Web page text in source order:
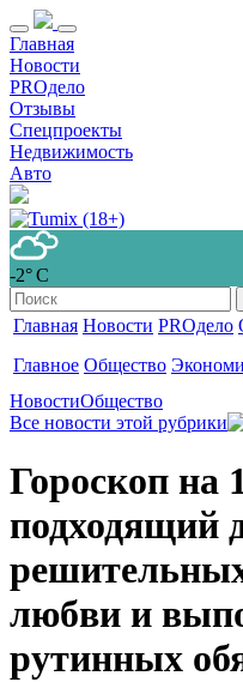
Главная
Новости
PROдело
Отзывы
Спецпроекты
Недвижимость
Авто
-2° С
Главная Новости PROдело
Главное Общество
НовостиОбщество
Все новости этой рубрики
Гороскоп на
подходящий
любви и
рутинных